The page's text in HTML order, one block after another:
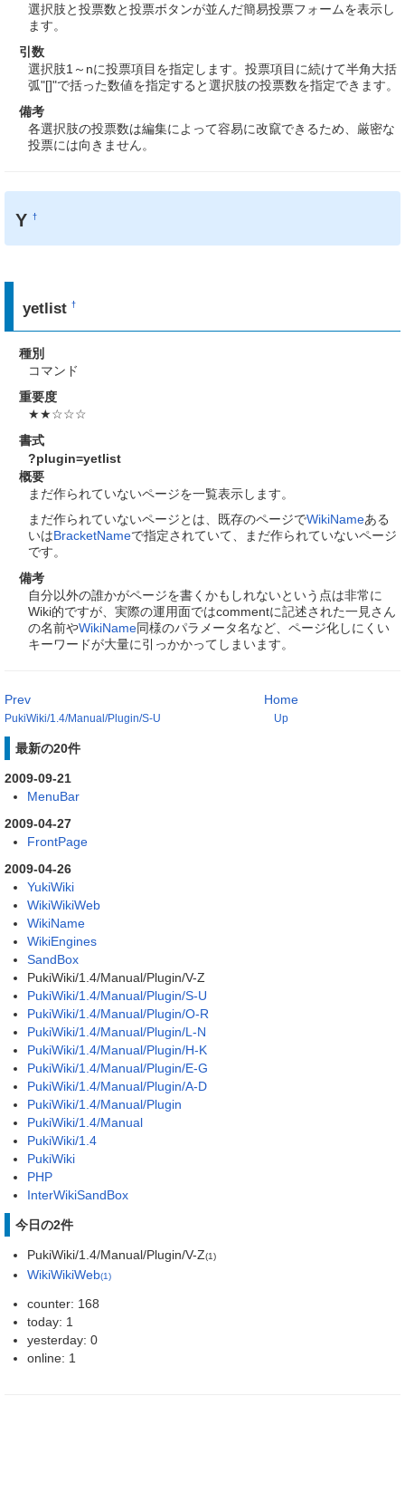
選択肢と投票数と投票ボタンが並んだ簡易投票フォームを表示し
ます。
引数
選択肢1～nに投票項目を指定します。投票項目に続けて半角大括
弧"[]"で括った数値を指定すると選択肢の投票数を指定できます。
備考
各選択肢の投票数は編集によって容易に改竄できるため、厳密な
投票には向きません。
Y†
yetlist†
種別
コマンド
重要度
★★☆☆☆
書式
?plugin=yetlist
概要
まだ作られていないページを一覧表示します。
まだ作られていないページとは、既存のページでWikiNameある
いはBracketNameで指定されていて、まだ作られていないページ
です。
備考
自分以外の誰かがページを書くかもしれないという点は非常に
Wiki的ですが、実際の運用面ではcommentに記述された一見さん
の名前やWikiName同様のパラメータ名など、ページ化しにくい
キーワードが大量に引っかかってしまいます。
Prev
PukiWiki/1.4/Manual/Plugin/S-U
Home
Up
最新の20件
2009-09-21
MenuBar
2009-04-27
FrontPage
2009-04-26
YukiWiki
WikiWikiWeb
WikiName
WikiEngines
SandBox
PukiWiki/1.4/Manual/Plugin/V-Z
PukiWiki/1.4/Manual/Plugin/S-U
PukiWiki/1.4/Manual/Plugin/O-R
PukiWiki/1.4/Manual/Plugin/L-N
PukiWiki/1.4/Manual/Plugin/H-K
PukiWiki/1.4/Manual/Plugin/E-G
PukiWiki/1.4/Manual/Plugin/A-D
PukiWiki/1.4/Manual/Plugin
PukiWiki/1.4/Manual
PukiWiki/1.4
PukiWiki
PHP
InterWikiSandBox
今日の2件
PukiWiki/1.4/Manual/Plugin/V-Z(1)
WikiWikiWeb(1)
counter: 168
today: 1
yesterday: 0
online: 1